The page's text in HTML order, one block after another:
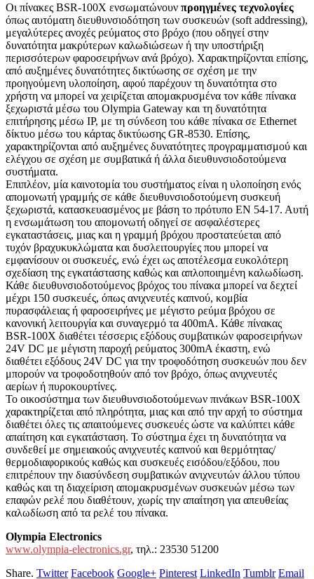
Οι πίνακες BSR-100X ενσωματώνουν προηγμένες τεχνολογίες
όπως αυτόματη διευθυνσιοδότηση των συσκευών (soft addressing),
μεγαλύτερες ανοχές ρεύματος στο βρόχο (που οδηγεί στην
δυνατότητα μακρύτερων καλωδιώσεων ή την υποστήριξη
περισσότερων φαροσειρήνων ανά βρόχο). Χαρακτηρίζονται επίσης,
από αυξημένες δυνατότητες δικτύωσης σε σχέση με την
προηγούμενη υλοποίηση, αφού παρέχουν τη δυνατότητα στο
χρήστη να μπορεί να χειρίζεται απομακρυσμένα τον κάθε πίνακα
ξεχωριστά μέσω του Olympia Gateway και τη δυνατότητα
επιτήρησης μέσω IP, με τη σύνδεση του κάθε πίνακα σε Ethernet
δίκτυο μέσω του κάρτας δικτύωσης GR-8530. Επίσης,
χαρακτηρίζονται από αυξημένες δυνατότητες προγραμματισμού και
ελέγχου σε σχέση με συμβατικά ή άλλα διευθυνσιοδοτούμενα
συστήματα.
Επιπλέον, μία καινοτομία του συστήματος είναι η υλοποίηση ενός
απομονωτή γραμμής σε κάθε διευθυνσιοδοτούμενη συσκευή
ξεχωριστά, κατασκευασμένος με βάση το πρότυπο ΕΝ 54-17. Αυτή
η ενσωμάτωση του απομονωτή οδηγεί σε ασφαλέστερες
εγκαταστάσεις, μιας και η γραμμή βρόχου προστατεύεται από
τυχόν βραχυκυκλώματα και δυσλειτουργίες που μπορεί να
εμφανίσουν οι συσκευές, ενώ έχει ως αποτέλεσμα ευκολότερη
σχεδίαση της εγκατάστασης καθώς και απλοποιημένη καλωδίωση.
Κάθε διευθυνσιοδοτούμενος βρόχος του πίνακα μπορεί να δεχτεί
μέχρι 150 συσκευές, όπως ανιχνευτές καπνού, κομβία
πυρασφάλειας ή φαροσειρήνες με μέγιστο ρεύμα βρόχου σε
κανονική λειτουργία και συναγερμό τα 400mA. Κάθε πίνακας
BSR-100X διαθέτει τέσσερις εξόδους συμβατικών φαροσειρήνων
24V DC με μέγιστη παροχή ρεύματος 300mA έκαστη, ενώ
διαθέτει εξόδους 24V DC για την τροφοδότηση συσκευών που δεν
μπορούν να τροφοδοτηθούν από τον βρόχο, όπως ανιχνευτές
αερίων ή πυροκουρτίνες.
Το οικοσύστημα των διευθυνσιοδοτούμενων πινάκων BSR-100X
χαρακτηρίζεται από πληρότητα, μιας και από την αρχή το σύστημα
διαθέτει όλες τις απαιτούμενες συσκευές ώστε να καλύπτει κάθε
απαίτηση και εγκατάσταση. Το σύστημα έχει τη δυνατότητα να
συνδεθεί με σημειακούς ανιχνευτές καπνού και θερμότητας/
θερμοδιαφορικούς καθώς και συσκευές εισόδου/εξόδου, που
επιτρέπουν την διασύνδεση συμβατικών ανιχνευτών άλλου τύπου
καθώς και τη διαχείριση απομακρυσμένων συσκευών μέσω των
επαφών ρελέ που διαθέτουν, χωρίς την απαίτηση για απευθείας
καλωδίωση από τα ρελέ του πίνακα.
Olympia Electronics
www.olympia-electronics.gr, τηλ.: 23530 51200
Share. Twitter Facebook Google+ Pinterest LinkedIn Tumblr Email